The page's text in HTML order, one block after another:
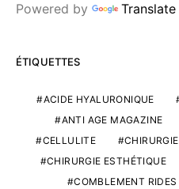
Powered by Translate
ÉTIQUETTES
ACIDE HYALURONIQUE
ANTI AGE MAGAZINE
CELLULITE
CHIRURGIE
CHIRURGIE ESTHÉTIQUE
COMBLEMENT RIDES